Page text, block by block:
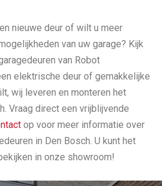
nieuwe deur of wilt u meer
van uw garage? Kijk
van Robot
elektrische deur of gemakkelijke
wij leveren en monteren het
Vraag direct een vrijblijvende
op voor meer informatie over
in Den Bosch. U kunt het
in onze showroom!